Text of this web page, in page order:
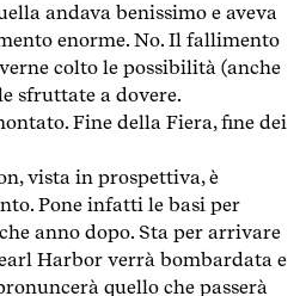
andava benissimo e aveva
enorme. No. Il fallimento
colto le possibilità (anche
sfruttate a dovere.
Fine della Fiera, fine dei
vista in prospettiva, è
Pone infatti le basi per
anno dopo. Sta per arrivare
Harbor verrà bombardata e
quello che passerà